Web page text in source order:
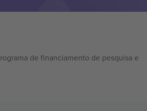
de financiamento de pesquisa e